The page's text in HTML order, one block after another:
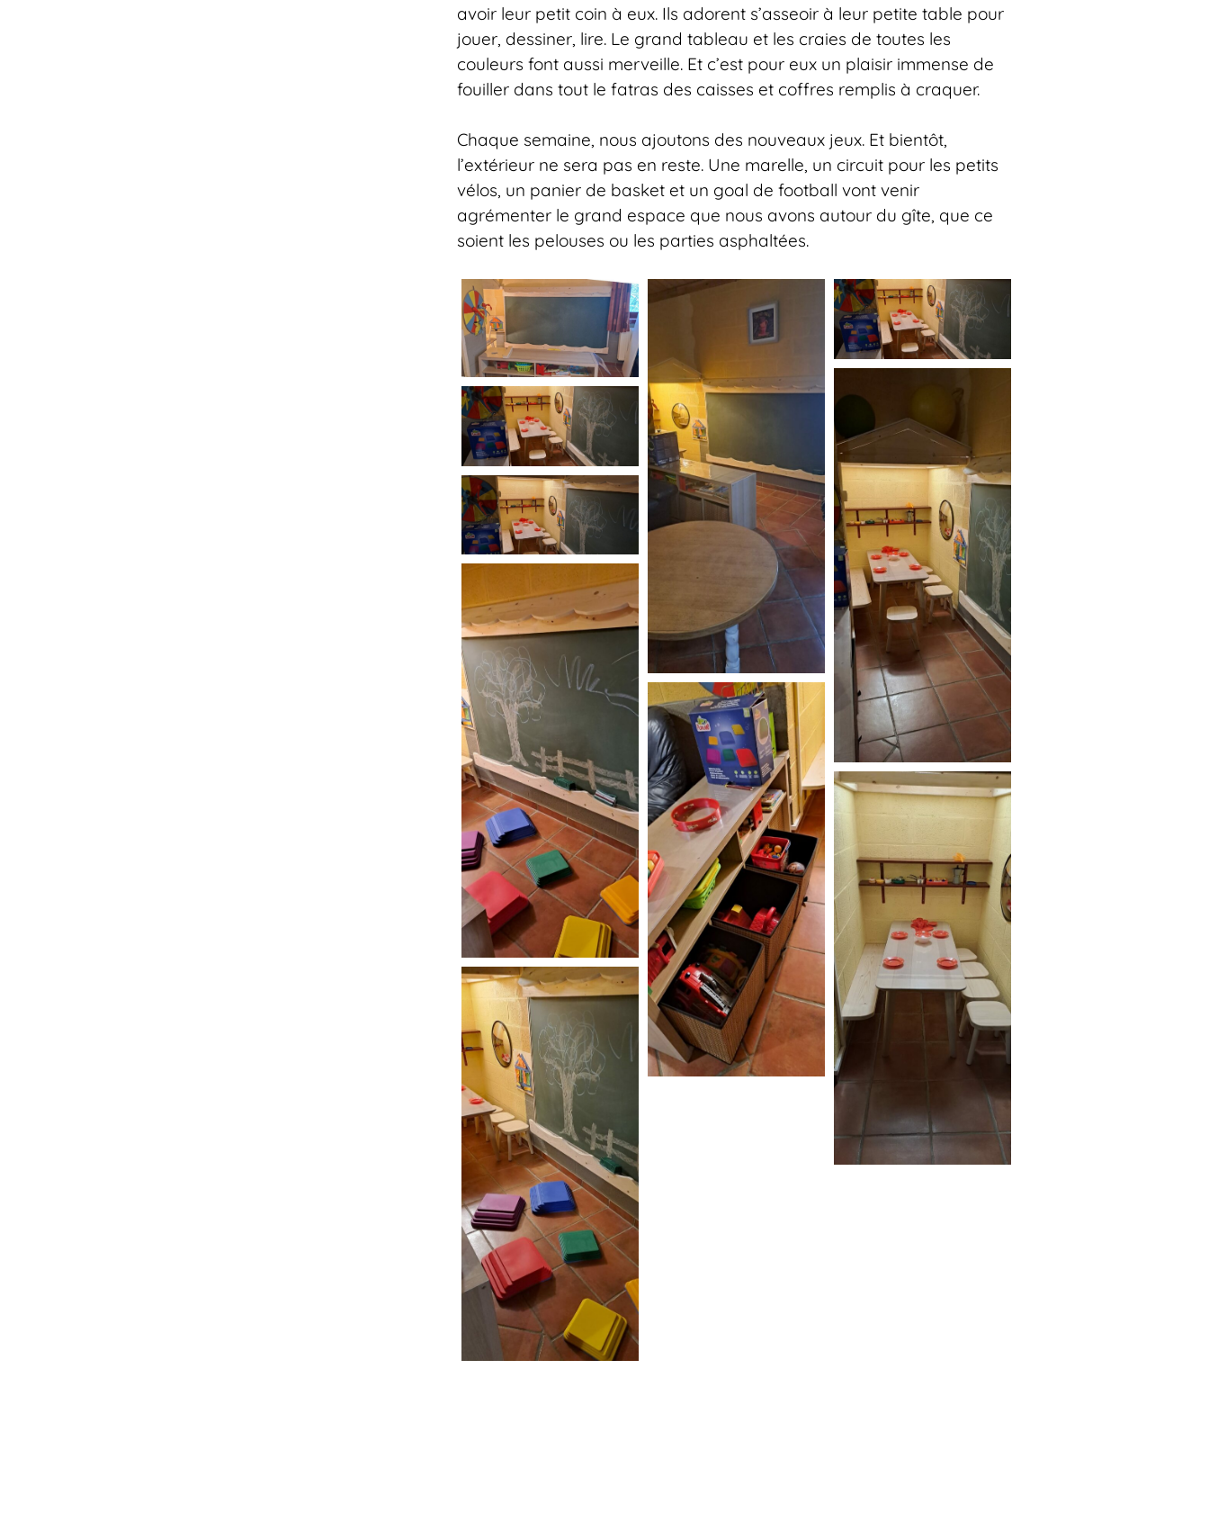
avoir leur petit coin à eux. Ils adorent s’asseoir à leur petite table pour
jouer, dessiner, lire. Le grand tableau et les craies de toutes les
couleurs font aussi merveille. Et c’est pour eux un plaisir immense de
fouiller dans tout le fatras des caisses et coffres remplis à craquer.
Chaque semaine, nous ajoutons des nouveaux jeux. Et bientôt,
l’extérieur ne sera pas en reste. Une marelle, un circuit pour les petits
vélos, un panier de basket et un goal de football vont venir
agrémenter le grand espace que nous avons autour du gîte, que ce
soient les pelouses ou les parties asphaltées.